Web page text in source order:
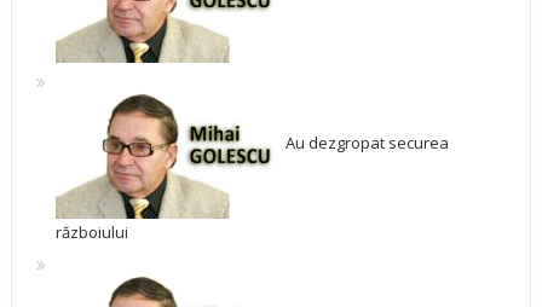
Au dezgropat securea
războiului